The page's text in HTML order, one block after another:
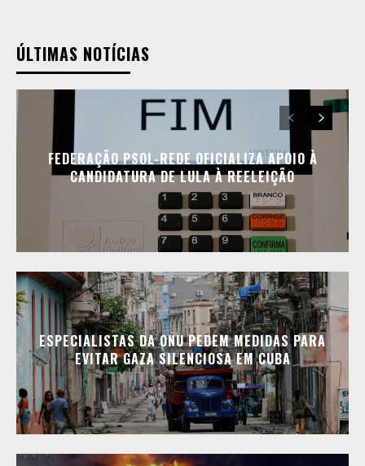
ÚLTIMAS NOTÍCIAS
FEDERAÇÃO PSOL-REDE OFICIALIZA APOIO À
CANDIDATURA DE LULA À REELEIÇÃO
ESPECIALISTAS DA ONU PEDEM MEDIDAS PARA
EVITAR GAZA SILENCIOSA EM CUBA